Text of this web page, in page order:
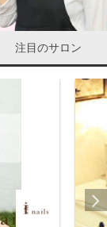
はしない（こ
垂らしていく。
後トップジェル
とすと可愛くな
ていくと海の
注目のサロン